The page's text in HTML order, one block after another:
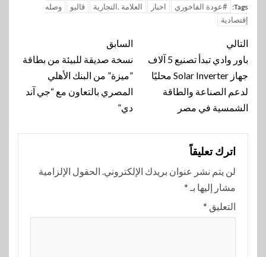
Tags: #عودة الفاخوري اخبار العلامة .التجارية ڤاليو
وصله
إقتصادية
تنقل
المقالة
السابق
نسخة صديقة للبيئة من بطاقة
”ميزة” من البنك الأهلي
المصري بالتعاون مع “جي آند
دي”
التالي
باور وادي تبدأ تصنيع 5 آلاف
جهاز Solar Inverter محليًا
لدعم الصناعة والطاقة
الشمسية في مصر
اترك تعليقاً
لن يتم نشر عنوان بريدك الإلكتروني. الحقول الإلزامية
مشار إليها بـ *
التعليق *